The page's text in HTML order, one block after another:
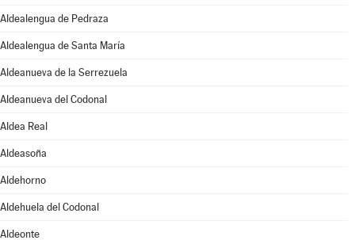
Aldealengua de Pedraza
Aldealengua de Santa María
Aldeanueva de la Serrezuela
Aldeanueva del Codonal
Aldea Real
Aldeasoña
Aldehorno
Aldehuela del Codonal
Aldeonte